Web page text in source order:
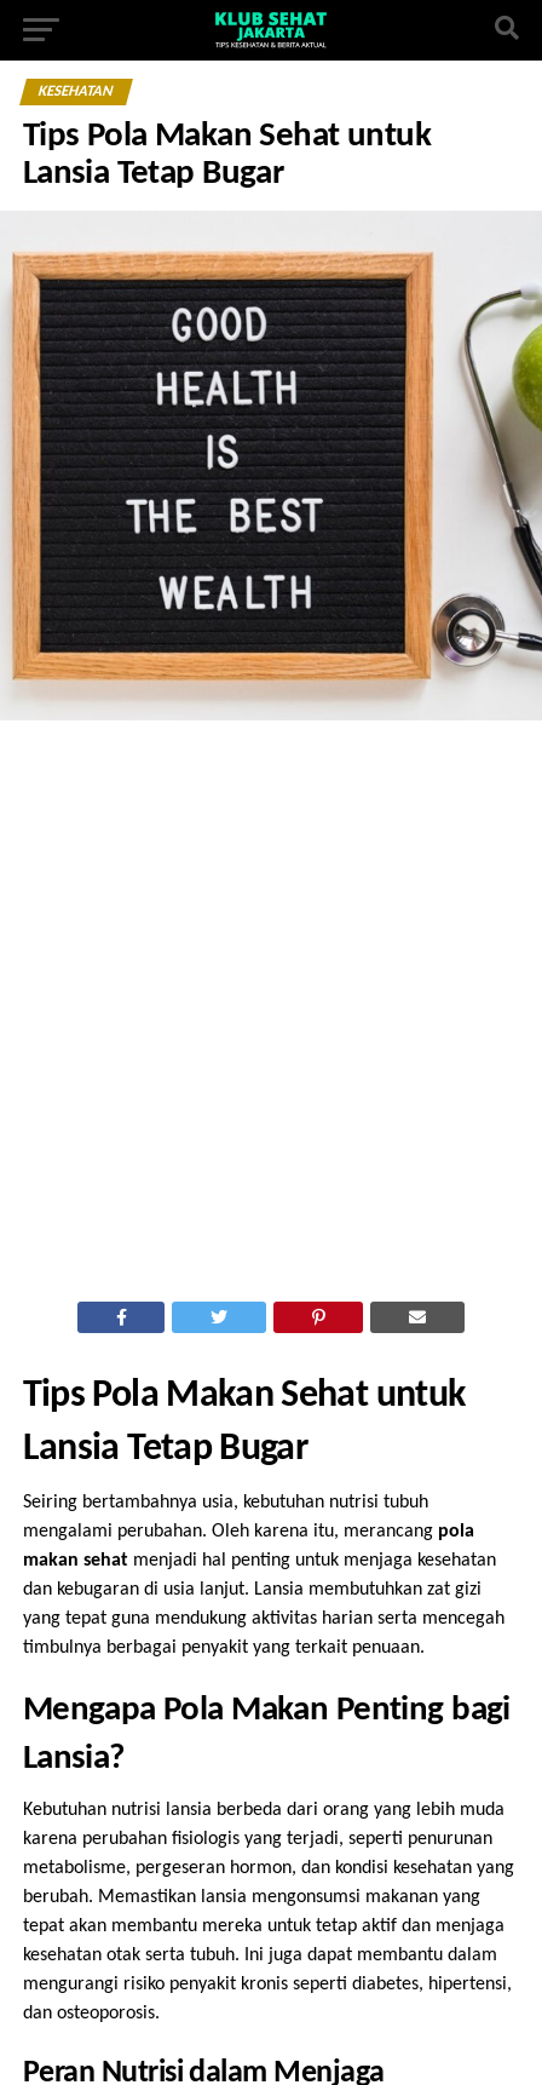
KESEHATAN
Tips Pola Makan Sehat untuk
Lansia Tetap Bugar
Tips Pola Makan Sehat untuk
Lansia Tetap Bugar
Seiring bertambahnya usia, kebutuhan nutrisi tubuh
mengalami perubahan. Oleh karena itu, merancang pola
makan sehatmenjadi hal penting untuk menjaga kesehatan
dan kebugaran di usia lanjut. Lansia membutuhkan zat gizi
yang tepat guna mendukung aktivitas harian serta mencegah
timbulnya berbagai penyakit yang terkait penuaan.
Mengapa Pola Makan Penting bagi
Lansia?
Kebutuhan nutrisi lansia berbeda dari orang yang lebih muda
karena perubahan fisiologis yang terjadi, seperti penurunan
metabolisme, pergeseran hormon, dan kondisi kesehatan yang
berubah. Memastikan lansia mengonsumsi makanan yang
tepat akan membantu mereka untuk tetap aktif dan menjaga
kesehatan otak serta tubuh. Ini juga dapat membantu dalam
mengurangi risiko penyakit kronis seperti diabetes, hipertensi,
dan osteoporosis.
Peran Nutrisi dalam Menjaga